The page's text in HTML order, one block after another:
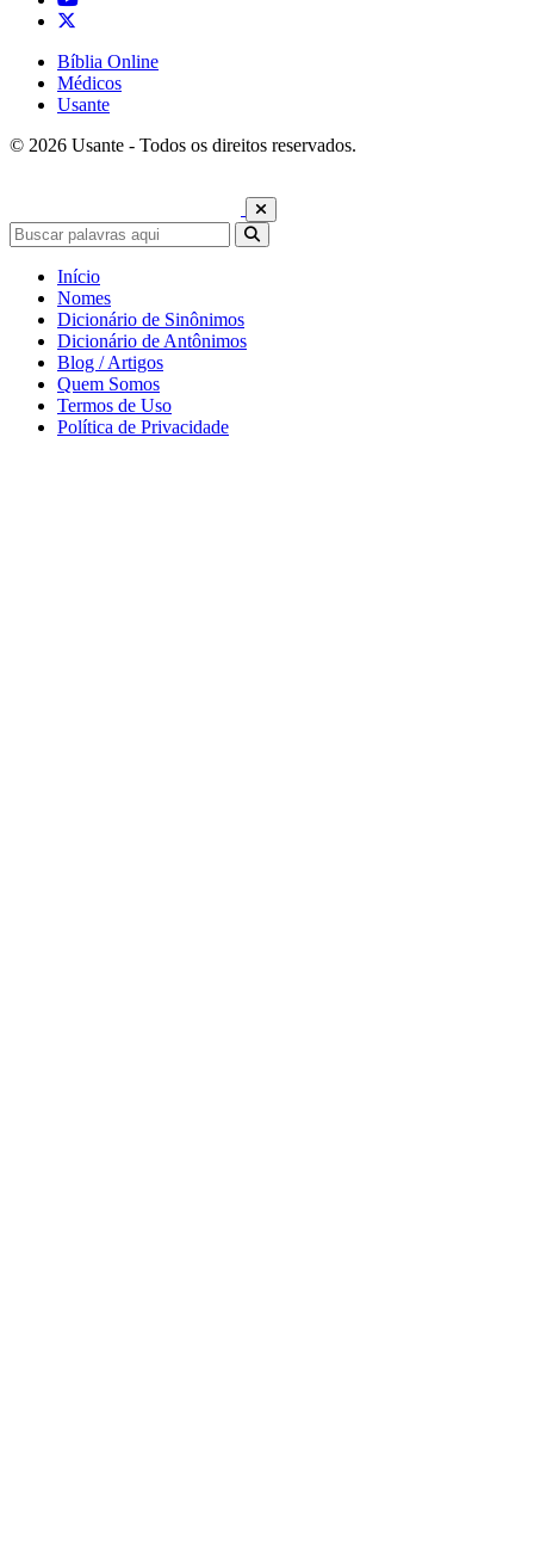
Bíblia Online
Médicos
Usante
© 2026 Usante - Todos os direitos reservados.
Início
Nomes
Dicionário de Sinônimos
Dicionário de Antônimos
Blog / Artigos
Quem Somos
Termos de Uso
Política de Privacidade